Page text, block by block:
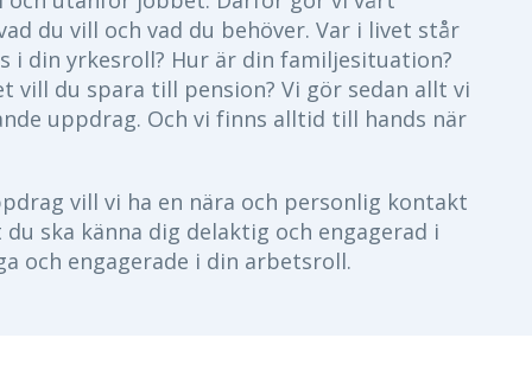
du vill och vad du behöver. Var i livet står
i din yrkesroll? Hur är din familjesituation?
vill du spara till pension? Vi gör sedan allt vi
uppdrag. Och vi finns alltid till hands när
vill vi ha en nära och personlig kontakt
ska känna dig delaktig och engagerad i
och engagerade i din arbetsroll.